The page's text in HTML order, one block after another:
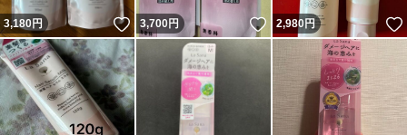
3,180円 いいね！
3,700円 いいね！
2,980 円